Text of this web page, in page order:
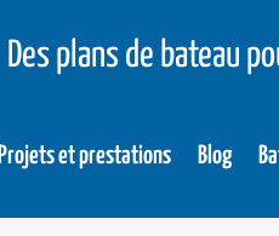
Des plans de bateau
Projets et prestations Blog